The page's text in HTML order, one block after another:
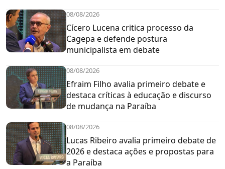
08/08/2026
Cícero Lucena critica processo da
Cagepa e defende postura
municipalista em debate
08/08/2026
Efraim Filho avalia primeiro debate e
destaca críticas à educação e discurso
de mudança na Paraíba
08/08/2026
Lucas Ribeiro avalia primeiro debate de
2026 e destaca ações e propostas para
a Paraíba